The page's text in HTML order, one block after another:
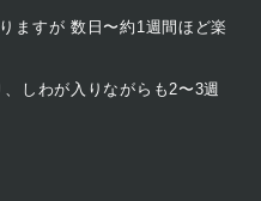
ますが 数日〜約1週間ほど楽
しわが入りながらも2〜3週